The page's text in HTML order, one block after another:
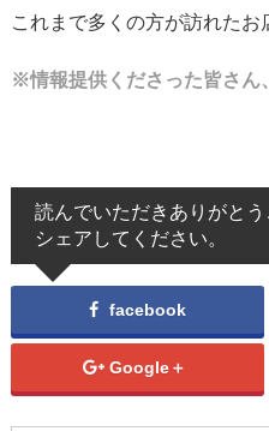
これまで多くの方が訪れたお
※情報提供くださった皆さん
読んでいただきありがと
シェアしてください。
facebook
Google＋